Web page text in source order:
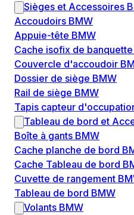
Sièges et Accessoires
Accoudoirs BMW
Appuie-tête BMW
Cache isofix de
Couvercle d'accoudoir
Dossier de siège BMW
Rail de siège BMW
Tapis capteur
Tableau de bord et
Boîte à gants BMW
Cache planche de bord
Cache Tableau de bord
Cuvette de rangement
Tableau de bord BMW
Volants BMW